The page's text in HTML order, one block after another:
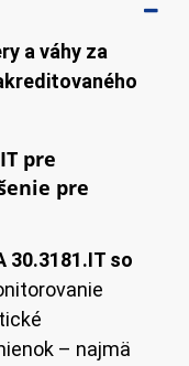
a váhy za
pre
pre
30.3181.IT so
– najmä